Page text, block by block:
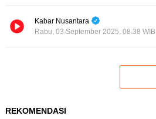
Kabar Nusantara
Rabu, 03 September 2025, 08.38 WIB
REKOMENDASI